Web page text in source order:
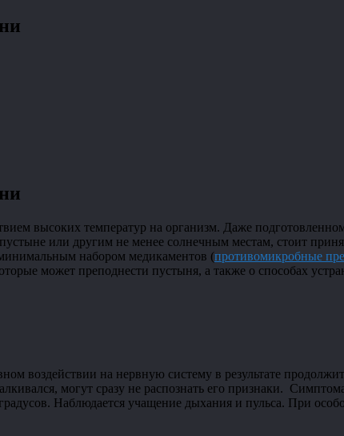
высоких температур на организм. Даже
или другим не менее солнечным местам, стоит
набором медикаментов (противомикробные
может преподнести пустыня, а также о способах
воздействии на нервную систему в результате
могут сразу не распознать его признаки.
Наблюдается учащение дыхания и пульса. При